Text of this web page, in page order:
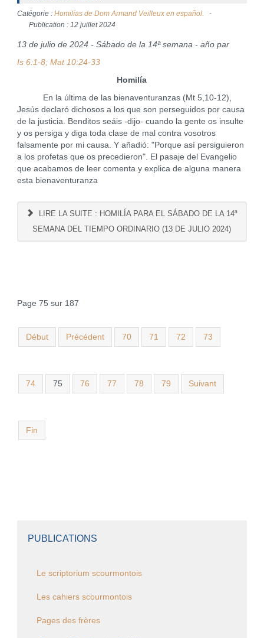
Catégorie : Homilías de Dom Armand Veilleux en español.
Publication : 12 juillet 2024
13 de julio de 2024 - Sábado de la 14ª semana - año par
Is 6:1-8; Mat 10:24-33
Homilía
En la última de las bienaventuranzas (Mt 5,10-12),
Jesús declaró dichosos a los que son perseguidos por causa
de la justicia. Benditos seáis -dijo- cuando la gente os insulte
y os persiga y diga toda clase de mal contra vosotros
falsamente por mi causa. Y añadió: "Porque así persiguieron
a los profetas que os precedieron". El pasaje del Evangelio
que acabamos de leer comenta y explica de alguna manera
esta bienaventuranza
LIRE LA SUITE : HOMILÍA PARA EL SÁBADO DE LA 14ª
SEMANA DEL TIEMPO ORDINARIO (13 DE JULIO 2024)
Page 75 sur 187
Début Précédent 70 71 72 73
74 75 76 77 78 79 Suivant
Fin
PUBLICATIONS
Le scriptorium scourmontois
Les cahiers scourmontois
Pages des frères